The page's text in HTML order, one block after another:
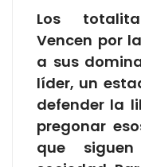
Los
Vencen por
a sus
líder, un
defender la
pregonar
que